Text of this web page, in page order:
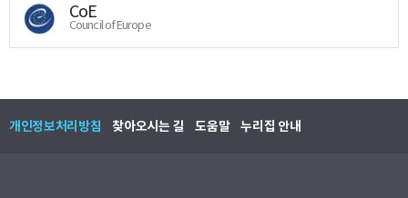
CoE
Council of Europe
개인정보처리방침 찾아오시는 길 도움말 누리집 안내